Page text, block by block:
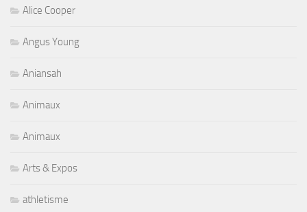
Alice Cooper
Angus Young
Aniansah
Animaux
Animaux
Arts & Expos
athletisme